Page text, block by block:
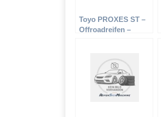
Toyo PROXES ST –
Offroadreifen –